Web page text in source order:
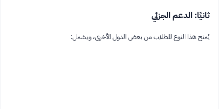
ثانيًا: الدعم الجزئي
يُمنح هذا النوع للطلاب من بعض الدول الأخرى، ويشمل: